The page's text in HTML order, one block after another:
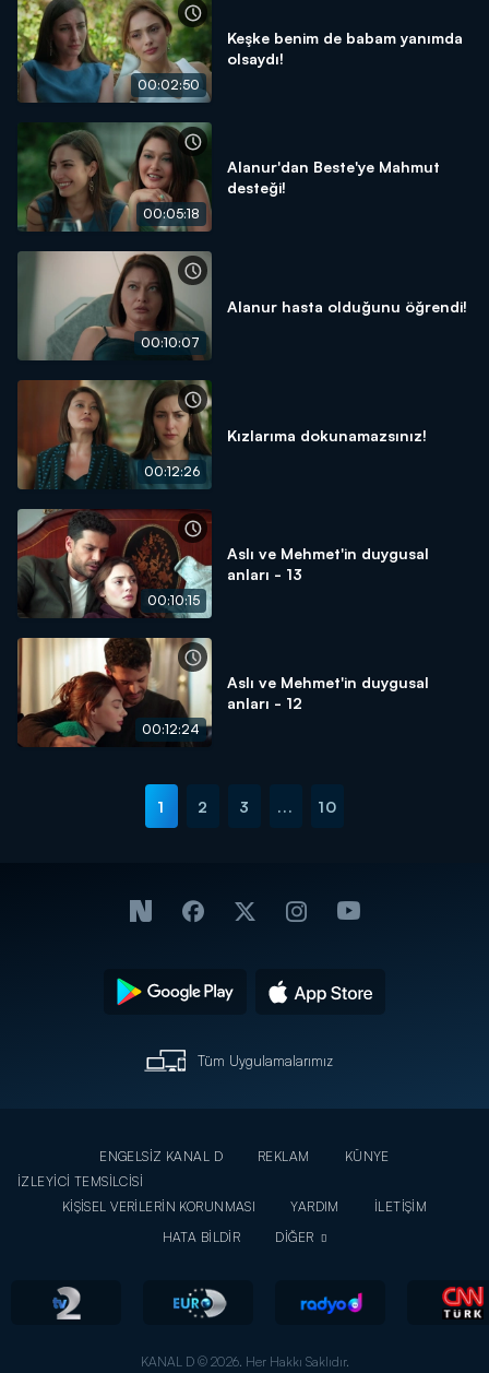
00:02:50
Keşke benim de babam yanımda
olsaydı!
00:05:18
Alanur'dan Beste'ye Mahmut
desteği!
00:10:07
Alanur hasta olduğunu öğrendi!
00:12:26
Kızlarıma dokunamazsınız!
00:10:15
Aslı ve Mehmet'in duygusal
anları - 13
00:12:24
Aslı ve Mehmet'in duygusal
anları - 12
1 2 3 ... 10
Tüm Uygulamalarımız
ENGELSİZ KANAL D REKLAM
KÜNYE
İZLEYİCİ TEMSİLCİSİ
KİŞİSEL VERİLERİN KORUNMASI
YARDIM
İLETİŞİM
HATA BİLDİR
DİĞER
KANAL D © 2026. Her Hakkı Saklıdır.